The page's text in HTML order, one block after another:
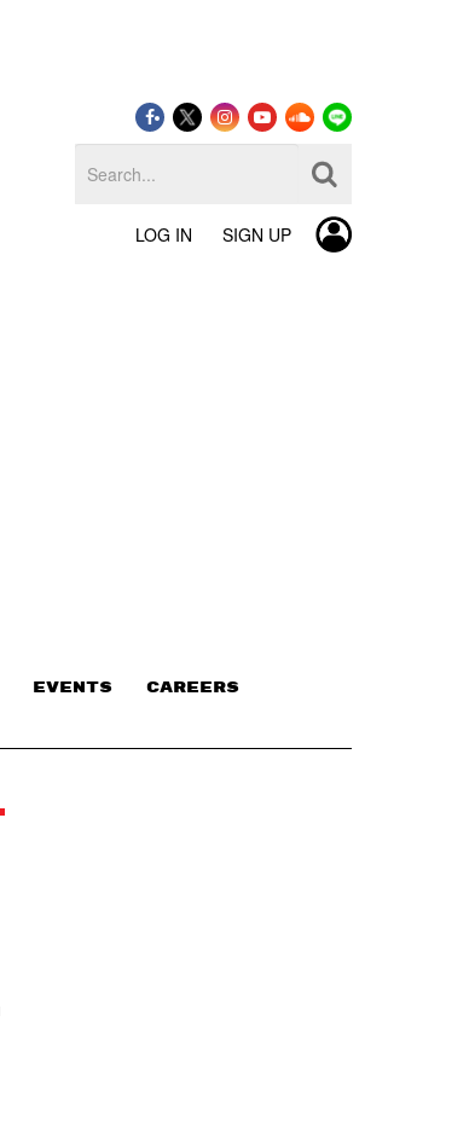
LOG IN SIGN UP
EVENTS CAREERS